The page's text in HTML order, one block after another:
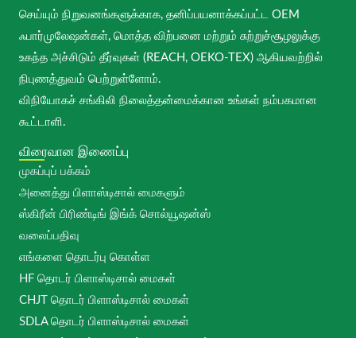
செய்யும் நிறுவனங்களுக்காக, தனிப்பயனாக்கப்பட்ட OEM
ஃபார்முலேஷன்கள், மொத்த விற்பனை மற்றும் சுற்றுச்சூழலுக்கு
உகந்த அச்சிடும் தீர்வுகள் (REACH, OEKO-TEX) ஆகியவற்றில்
நிபுணத்துவம் பெற்றுள்ளோம்.
விநியோகச் சங்கிலி நிலைத்தன்மைக்கான உங்கள் நம்பகமான
கூட்டாளி.
விரைவான இணைப்பு
முகப்புப் பக்கம்
அனைத்து பிளாஸ்டிசால் மைகளும்
ஸ்கிரீன் பிரிண்டிங் இங்க் சொல்யூஷன்ஸ்
வலைப்பதிவு
எங்களை தொடர்பு கொள்ள
HF தொடர் பிளாஸ்டிசால் மைகள்
CHJT தொடர் பிளாஸ்டிசால் மைகள்
SDLA தொடர் பிளாஸ்டிசால் மைகள்